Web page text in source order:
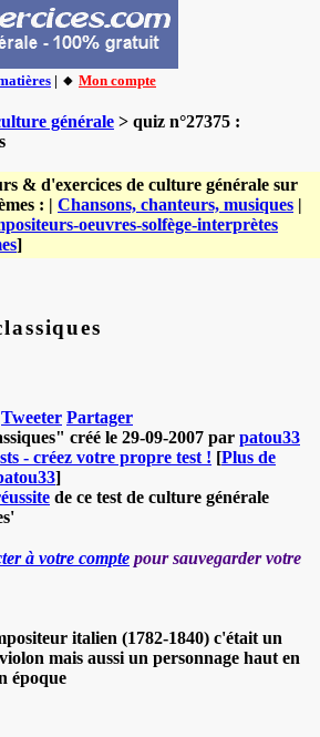
| 🔸 Mon compte
générale > quiz n°27375 :
& d'exercices de culture générale sur
: | Chansons, chanteurs, musiques |
oeuvres-solfège-interprètes
]
Tweeter Partager
créé le 29-09-2007 par patou33
- créez votre propre test ! [Plus de
]
de ce test de culture générale
à votre compte pour sauvegarder votre
italien (1782-1840) c'était un
mais aussi un personnage haut en
époque